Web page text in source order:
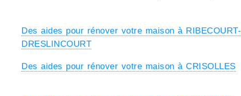
Des aides pour rénover votre maison à RIBECOURT-
DRESLINCOURT
Des aides pour rénover votre maison à CRISOLLES